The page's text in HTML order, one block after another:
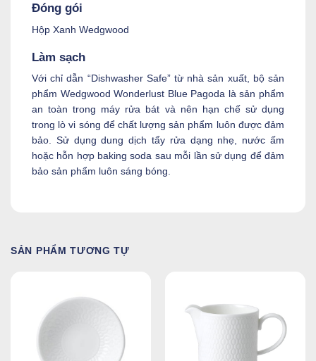
Đóng gói
Hộp Xanh Wedgwood
Làm sạch
Với chỉ dẫn “Dishwasher Safe” từ nhà sản xuất, bộ sản
phẩm Wedgwood Wonderlust Blue Pagoda là sản phẩm
an toàn trong máy rửa bát và nên hạn chế sử dụng
trong lò vi sóng để chất lượng sản phẩm luôn được đảm
bảo. Sử dụng dung dịch tẩy rửa dạng nhẹ, nước ấm
hoặc hỗn hợp baking soda sau mỗi lần sử dụng để đảm
bảo sản phẩm luôn sáng bóng.
SẢN PHẨM TƯƠNG TỰ